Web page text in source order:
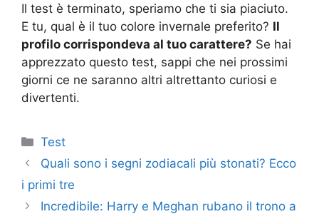
Il test è terminato, speriamo che ti sia piaciuto.
E tu, qual è il tuo colore invernale preferito? Il
profilo corrispondeva al tuo carattere? Se hai
apprezzato questo test, sappi che nei prossimi
giorni ce ne saranno altri altrettanto curiosi e
divertenti.
Categorie
Test
Quali sono i segni zodiacali più stonati? Ecco
i primi tre
Incredibile: Harry e Meghan rubano il trono a